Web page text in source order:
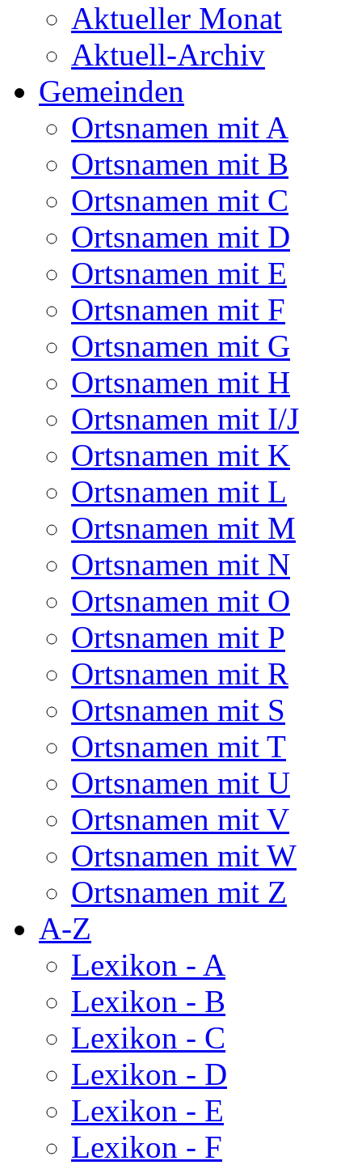
Aktueller Monat
Aktuell-Archiv
Gemeinden
Ortsnamen mit A
Ortsnamen mit B
Ortsnamen mit C
Ortsnamen mit D
Ortsnamen mit E
Ortsnamen mit F
Ortsnamen mit G
Ortsnamen mit H
Ortsnamen mit I/J
Ortsnamen mit K
Ortsnamen mit L
Ortsnamen mit M
Ortsnamen mit N
Ortsnamen mit O
Ortsnamen mit P
Ortsnamen mit R
Ortsnamen mit S
Ortsnamen mit T
Ortsnamen mit U
Ortsnamen mit V
Ortsnamen mit W
Ortsnamen mit Z
A-Z
Lexikon - A
Lexikon - B
Lexikon - C
Lexikon - D
Lexikon - E
Lexikon - F